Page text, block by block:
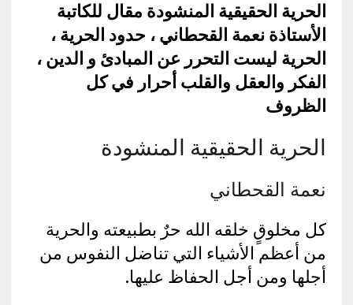
الحرية الحقيقية المنشودة مقال للكاتبة
الأستاذة نعمة القحطاني ، حدود الحرية ،
الحرية ليست التحرر عن المبادئ و الدين ،
الفكر والعقل والقلب أحرار في كل
الظروف
الحرية الحقيقية المنشودة
نعمة القحطاني
كل مخلوقٍ خلقه الله حرٌ بطبيعته والحرية
من أعظم الأشياء التي تناضل النفوس من
أجلها ومن أجل الحفاظ عليها.